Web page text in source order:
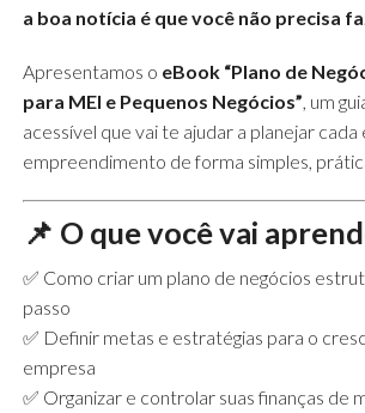
a boa notícia é que você não precisa
Apresentamos o eBook “Plano de
para MEI e Pequenos Negócios” , um
acessível que vai te ajudar a planejar cada
empreendimento de forma simples,
📌 O que você vai
✅ Como criar um plano de negócios
passo
✅ Definir metas e estratégias para o
empresa
✅ Organizar e controlar suas finanças de